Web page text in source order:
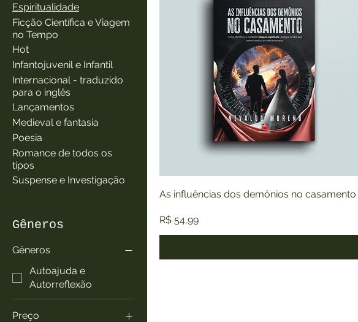
Espiritualidade
Ficção Científica e Viagem
no Tempo
Hot
Infantojuvenil e Infantil
Internacional - traduzido
para o inglês
Lançamentos
Medieval e fantasia
Poesia
Romance de todos os
tipos
Suspense e Investigação
Gêneros
Gêneros
Autoajuda e
Autorreflexão
Preço
As influências dos demônios no casamento
Preço
R$ 54,99